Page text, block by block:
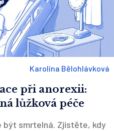
Karolína Bělohlávková
při anorexii:
lůžková péče
být smrtelná. Zjistěte, kdy